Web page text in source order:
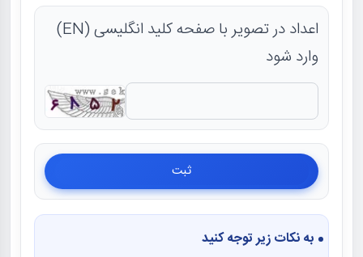
اعداد در تصویر با صفحه کلید انگلیسی (EN)
وارد شود
به نکات زیر توجه کنید